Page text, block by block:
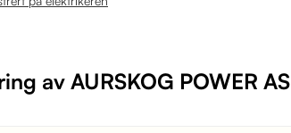
av AURSKOG POWER AS